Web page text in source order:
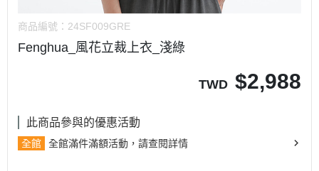
商品編號： 24SF009GRE
Fenghua_風花立裁上衣_淺綠
TWD $2,988
此商品參與的優惠活動
全館 全館滿件滿額活動，請查閱詳情